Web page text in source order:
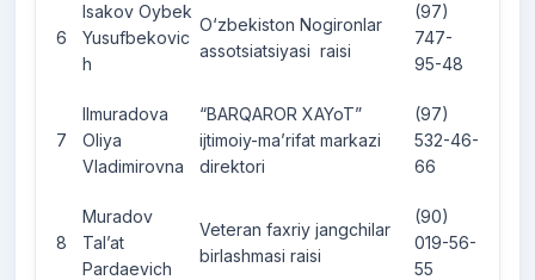
6
Isakov Oybek
Yusufbekovic
h
O‘zbekiston Nogironlar
assotsiatsiyasi raisi
(97)
747-
95-48
7
Ilmuradova
Oliya
Vladimirovna
“BARQAROR XAYoT”
ijtimoiy-ma’rifat markazi
direktori
(97)
532-46-
66
8
Muradov
Tal’at
Pardaevich
Veteran faxriy jangchilar
birlashmasi raisi
(90)
019-56-
55